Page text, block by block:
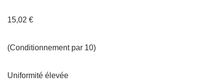
15,02 €
(Conditionnement par 10)
Uniformité élevée